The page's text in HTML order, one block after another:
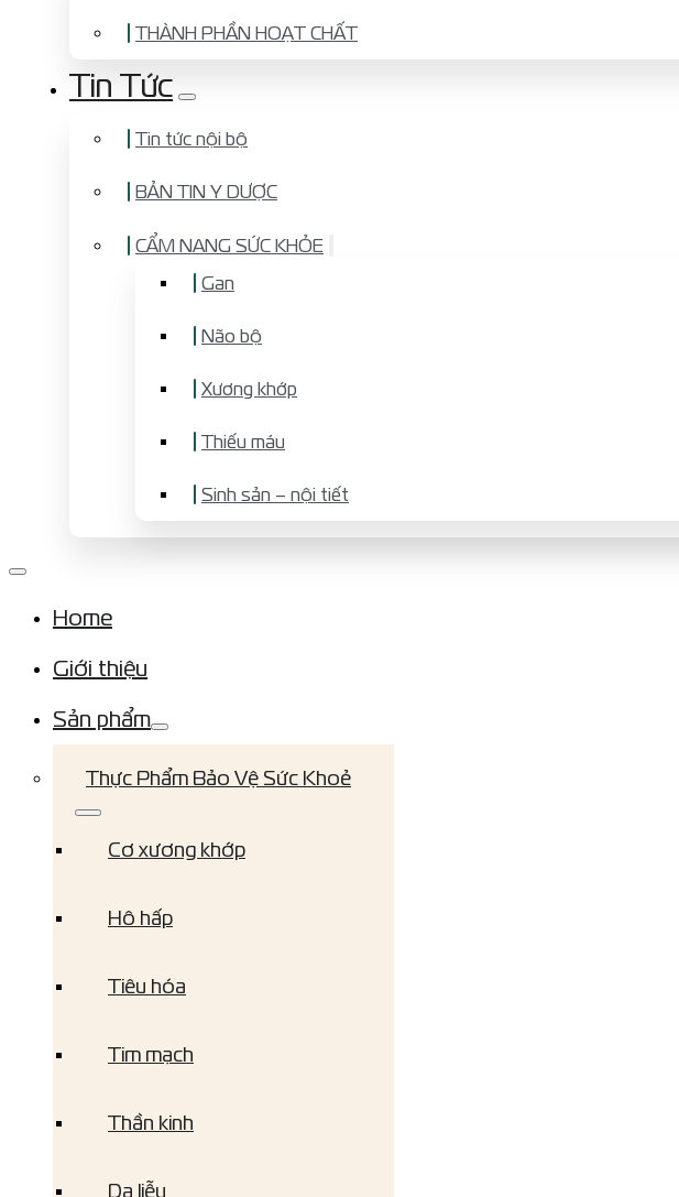
THÀNH PHẦN HOẠT CHẤT
Tin Tức
Tin tức nội bộ
BẢN TIN Y DƯỢC
CẨM NANG SỨC KHỎE
Gan
Não bộ
Xương khớp
Thiếu máu
Sinh sản – nội tiết
Home
Giới thiệu
Sản phẩm
Thực Phẩm Bảo Vệ Sức Khoẻ
Cơ xương khớp
Hô hấp
Tiêu hóa
Tim mạch
Thần kinh
Da liễu